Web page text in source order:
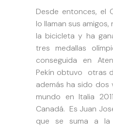
Desde entonces, el
lo llaman sus
la bicicleta y ha
tres medallas
conseguida en
Pekín obtuvo otras
además ha sido dos
mundo en Italia
Canadá. Es Juan
que se suma a